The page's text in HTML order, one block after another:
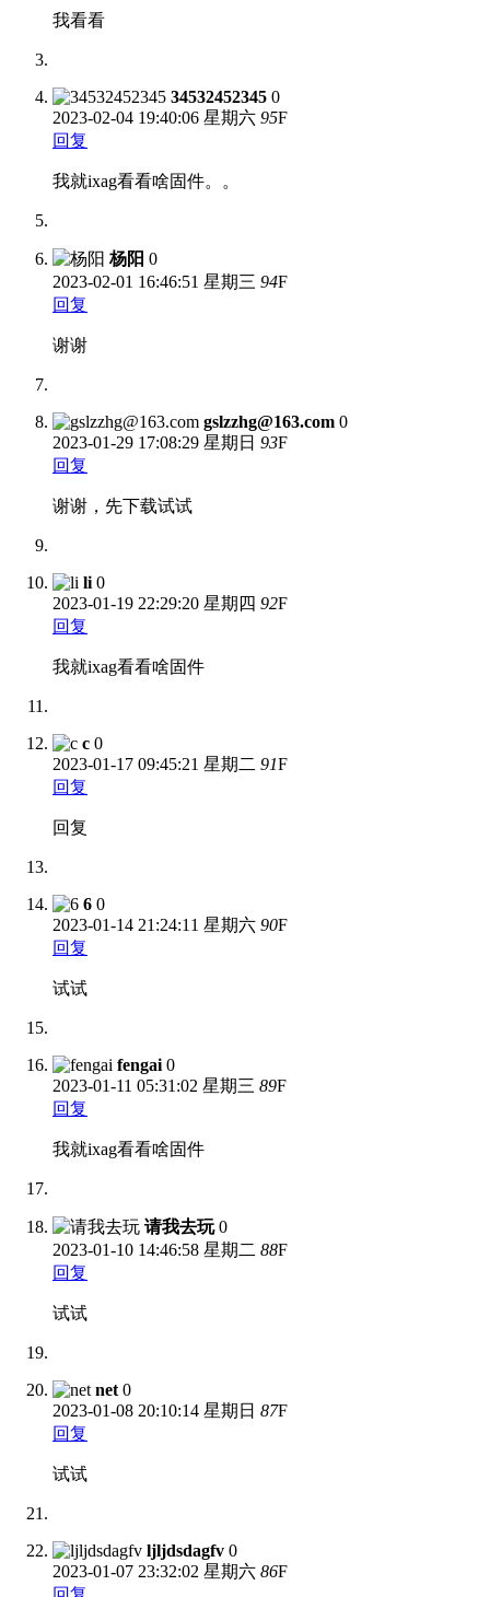
我看看
34532452345 0
2023-02-04 19:40:06 星期六 95F
回复
我就ixag看看啥固件。。
杨阳 0
2023-02-01 16:46:51 星期三 94F
回复
谢谢
gslzzhg@163.com 0
2023-01-29 17:08:29 星期日 93F
回复
谢谢，先下载试试
li 0
2023-01-19 22:29:20 星期四 92F
回复
我就ixag看看啥固件
c 0
2023-01-17 09:45:21 星期二 91F
回复
回复
6 0
2023-01-14 21:24:11 星期六 90F
回复
试试
fengai 0
2023-01-11 05:31:02 星期三 89F
回复
我就ixag看看啥固件
请我去玩 0
2023-01-10 14:46:58 星期二 88F
回复
试试
net 0
2023-01-08 20:10:14 星期日 87F
回复
试试
ljljdsdagfv 0
2023-01-07 23:32:02 星期六 86F